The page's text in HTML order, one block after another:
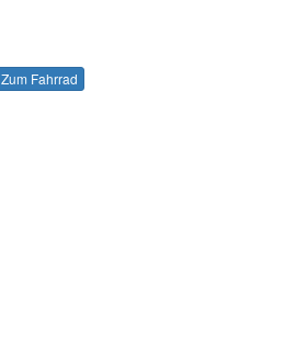
Zum Fahrrad